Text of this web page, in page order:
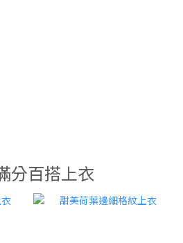
分百搭上衣